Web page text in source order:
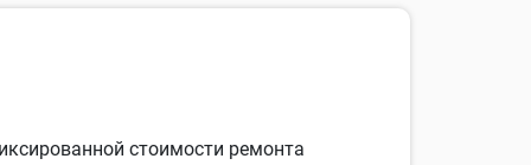
стоимости ремонта